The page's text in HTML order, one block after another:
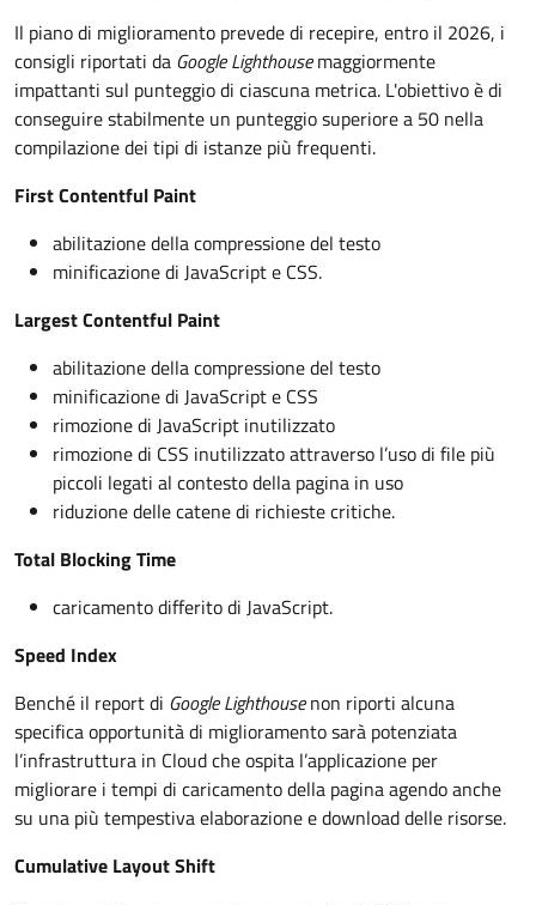
Il piano di miglioramento prevede di recepire, entro il 2026, i
consigli riportati da Google Lighthousemaggiormente
impattanti sul punteggio di ciascuna metrica. L'obiettivo è di
conseguire stabilmente un punteggio superiore a 50 nella
compilazione dei tipi di istanze più frequenti.
First Contentful Paint
abilitazione della compressione del testo
minificazione di JavaScript e CSS.
Largest Contentful Paint
abilitazione della compressione del testo
minificazione di JavaScript e CSS
rimozione di JavaScript inutilizzato
rimozione di CSS inutilizzato attraverso l’uso di file più
piccoli legati al contesto della pagina in uso
riduzione delle catene di richieste critiche.
Total Blocking Time
caricamento differito di JavaScript.
Speed Index
Benché il report di Google Lighthousenon riporti alcuna
specifica opportunità di miglioramento sarà potenziata
l’infrastruttura in Cloud che ospita l’applicazione per
migliorare i tempi di caricamento della pagina agendo anche
su una più tempestiva elaborazione e download delle risorse.
Cumulative Layout Shift